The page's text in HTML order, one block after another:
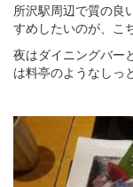
所沢駅周辺で質の良
すめしたいのが、こ
夜はダイニングバー
は料亭のようなしっ